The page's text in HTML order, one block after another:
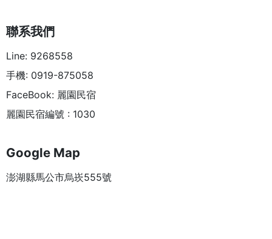
聯系我們
Line: 9268558
手機: 0919-875058
FaceBook: 麗園民宿
麗園民宿編號 : 1030
Google Map
澎湖縣馬公市烏崁555號